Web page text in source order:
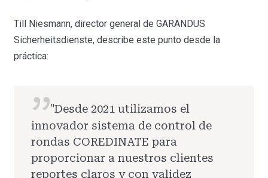
Till Niesmann, director general de GARANDUS
Sicherheitsdienste, describe este punto desde la
práctica:
"Desde 2021 utilizamos el
innovador sistema de control de
rondas COREDINATE para
proporcionar a nuestros clientes
reportes claros y con validez